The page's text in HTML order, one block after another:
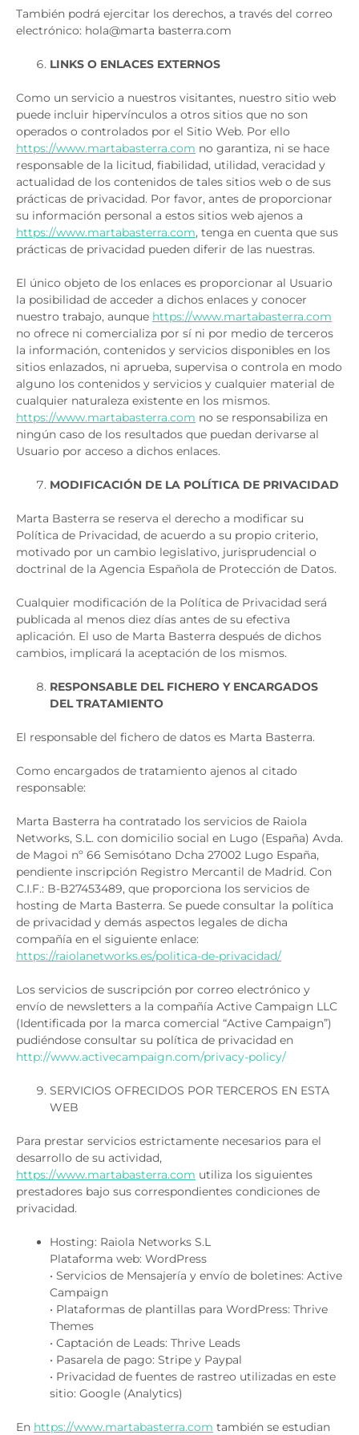
También podrá ejercitar los derechos, a través del correo
electrónico: hola@marta basterra.com
LINKS O ENLACES EXTERNOS
Como un servicio a nuestros visitantes, nuestro sitio web
puede incluir hipervínculos a otros sitios que no son
operados o controlados por el Sitio Web. Por ello
https://www.martabasterra.com no garantiza, ni se hace
responsable de la licitud, fiabilidad, utilidad, veracidad y
actualidad de los contenidos de tales sitios web o de sus
prácticas de privacidad. Por favor, antes de proporcionar
su información personal a estos sitios web ajenos a
https://www.martabasterra.com, tenga en cuenta que sus
prácticas de privacidad pueden diferir de las nuestras.
El único objeto de los enlaces es proporcionar al Usuario
la posibilidad de acceder a dichos enlaces y conocer
nuestro trabajo, aunque https://www.martabasterra.com
no ofrece ni comercializa por sí ni por medio de terceros
la información, contenidos y servicios disponibles en los
sitios enlazados, ni aprueba, supervisa o controla en modo
alguno los contenidos y servicios y cualquier material de
cualquier naturaleza existente en los mismos.
https://www.martabasterra.com no se responsabiliza en
ningún caso de los resultados que puedan derivarse al
Usuario por acceso a dichos enlaces.
MODIFICACIÓN DE LA POLÍTICA DE PRIVACIDAD
Marta Basterra se reserva el derecho a modificar su
Política de Privacidad, de acuerdo a su propio criterio,
motivado por un cambio legislativo, jurisprudencial o
doctrinal de la Agencia Española de Protección de Datos.
Cualquier modificación de la Política de Privacidad será
publicada al menos diez días antes de su efectiva
aplicación. El uso de Marta Basterra después de dichos
cambios, implicará la aceptación de los mismos.
RESPONSABLE DEL FICHERO Y ENCARGADOS
DEL TRATAMIENTO
El responsable del fichero de datos es Marta Basterra.
Como encargados de tratamiento ajenos al citado
responsable:
Marta Basterra ha contratado los servicios de Raiola
Networks, S.L. con domicilio social en Lugo (España) Avda.
de Magoi nº 66 Semisótano Dcha 27002 Lugo España,
pendiente inscripción Registro Mercantil de Madrid. Con
C.I.F.: B-B27453489, que proporciona los servicios de
hosting de Marta Basterra. Se puede consultar la política
de privacidad y demás aspectos legales de dicha
compañía en el siguiente enlace:
https://raiolanetworks.es/politica-de-privacidad/
Los servicios de suscripción por correo electrónico y
envío de newsletters a la compañía Active Campaign LLC
(Identificada por la marca comercial “Active Campaign”)
pudiéndose consultar su política de privacidad en
http://www.activecampaign.com/privacy-policy/
SERVICIOS OFRECIDOS POR TERCEROS EN ESTA
WEB
Para prestar servicios estrictamente necesarios para el
desarrollo de su actividad,
https://www.martabasterra.com utiliza los siguientes
prestadores bajo sus correspondientes condiciones de
privacidad.
Hosting: Raiola Networks S.L
Plataforma web: WordPress
• Servicios de Mensajería y envío de boletines: Active
Campaign
• Plataformas de plantillas para WordPress: Thrive
Themes
• Captación de Leads: Thrive Leads
• Pasarela de pago: Stripe y Paypal
• Privacidad de fuentes de rastreo utilizadas en este
sitio: Google (Analytics)
En https://www.martabasterra.com también se estudian